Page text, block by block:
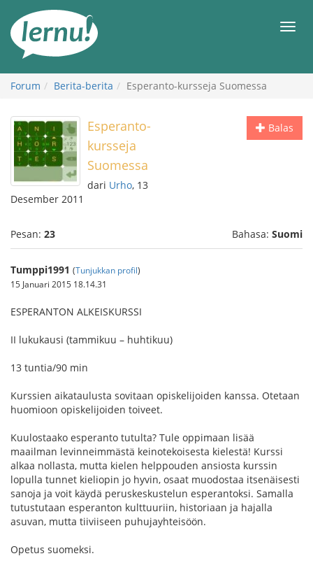
daftar
Forum Berita-berita Esperanto-kursseja Suomessa
Balas
Esperanto-
kursseja
Suomessa
dari Urho, 13
Desember 2011
Pesan: 23 Bahasa: Suomi
Tumppi1991 (Tunjukkan profil)
15 Januari 2015 18.14.31
ESPERANTON ALKEISKURSSI
II lukukausi (tammikuu – huhtikuu)
13 tuntia/90 min
Kurssien aikataulusta sovitaan opiskelijoiden kanssa. Otetaan
huomioon opiskelijoiden toiveet.
Kuulostaako esperanto tutulta? Tule oppimaan lisää
maailman levinneimmästä keinotekoisesta kielestä! Kurssi
alkaa nollasta, mutta kielen helppouden ansiosta kurssin
lopulla tunnet kieliopin jo hyvin, osaat muodostaa itsenäisesti
sanoja ja voit käydä peruskeskustelun esperantoksi. Samalla
tutustutaan esperanton kulttuuriin, historiaan ja hajalla
asuvan, mutta tiiviiseen puhujayhteisöön.
Opetus suomeksi.